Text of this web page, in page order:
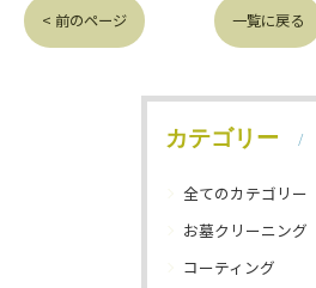
< 前のページ 一覧に戻る
カテゴリー
全てのカテゴリー
お墓クリーニング
コーティング